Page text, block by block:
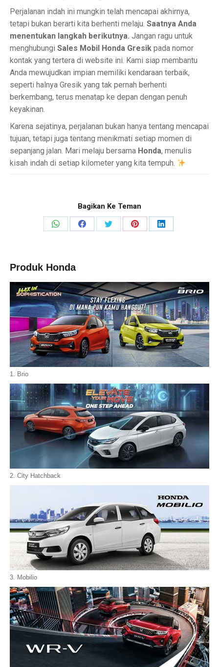
Perjalanan indah ini mungkin telah mencapai akhirnya,
tetapi bukan berarti kita berhenti melaju. Saatnya Anda
menentukan langkah berikutnya. Jangan ragu untuk
menghubungi Sales Mobil Honda Gresik pada nomor
kontak yang tertera di website ini. Kami siap membantu
Anda mewujudkan impian memiliki kendaraan terbaik,
seperti halnya Gresik yang tak pernah berhenti
berkembang, terus menatap ke depan dengan penuh
keyakinan.
Karena sejatinya, perjalanan bukan hanya tentang mencapai
tujuan, tetapi juga tentang menikmati setiap momen di
sepanjang jalan. Mari melaju bersama Honda, menulis
kisah indah di setiap kilometer yang kita tempuh.
Bagikan Ke Teman
Share
Share
Share
Share
Share
Produk Honda
1. Brio
2. City Hatchback
3. Mobilio